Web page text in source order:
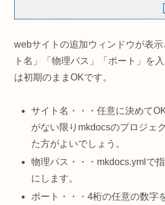
webサイトの追加ウィンドウが表
ト名」「物理パス」「ポート」を
は初期のままOKです。
サイト名・・・任意に決めて
がない限りmkdocsのプロジェ
た方がよいでしょう。
物理パス・・・mkdocs.ymlで
にします。
ポート・・・4桁の任意の数字